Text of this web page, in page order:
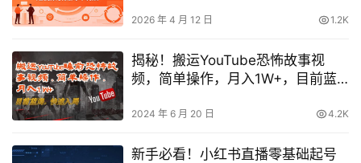
2026 年 4 月 12 日 1.2K
揭秘！搬运YouTube恐怖故事视
频，简单操作，月入1W+，目前蓝
2024 年 6 月 20 日 4.2K
新手必看！小红书直播零基础起号